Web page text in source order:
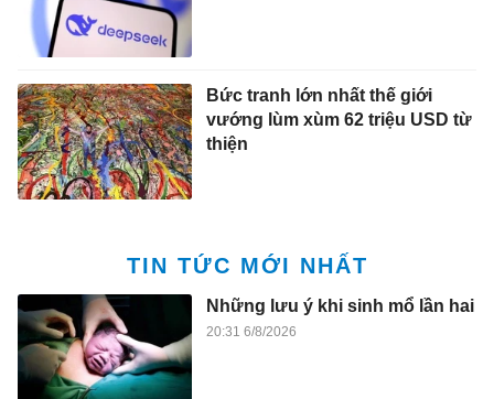
Bức tranh lớn nhất thế giới
vướng lùm xùm 62 triệu USD từ
thiện
TIN TỨC MỚI NHẤT
Những lưu ý khi sinh mổ lần hai
20:31 6/8/2026